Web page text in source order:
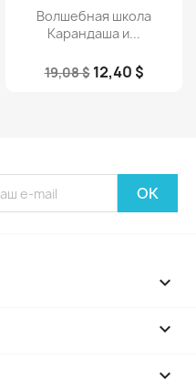
Просмотр
Волшебная школа
Карандаша и...
19,08 $ 12,40 $


